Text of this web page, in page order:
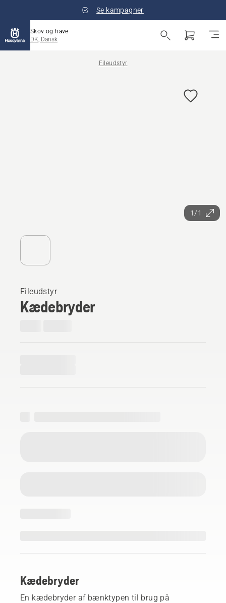
Se kampagner
Skov og have
DK, Dansk
Fileudstyr
1/1
Fileudstyr
Kædebryder
Kædebryder
En kædebryder af bænktypen til brug på